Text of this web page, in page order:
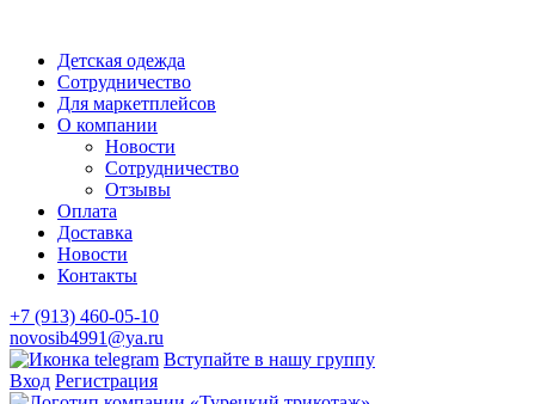
Детская одежда
Сотрудничество
Для маркетплейсов
О компании
Новости
Сотрудничество
Отзывы
Оплата
Доставка
Новости
Контакты
+7 (913) 460-05-10
novosib4991@ya.ru
Вступайте в нашу группу
Вход Регистрация